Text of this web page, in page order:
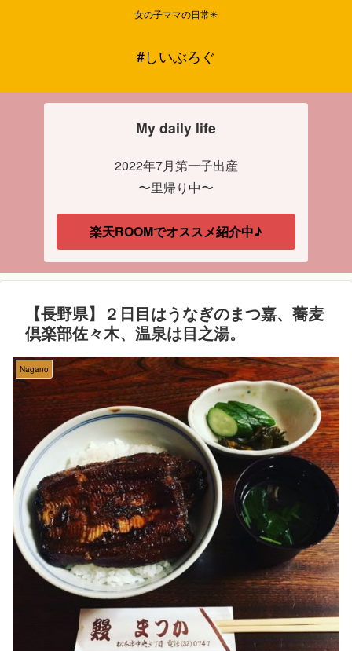
女の子ママの日常✳︎
#しいぶろぐ
My daily life
2022年7月第一子出産
〜里帰り中〜
楽天ROOMでオススメ紹介中♪
【長野県】２日目はうなぎのまつ嘉、蕎麦
倶楽部佐々木、温泉は目之湯。
Nagano